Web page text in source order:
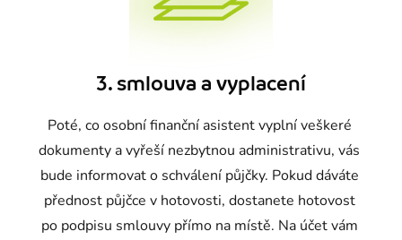
3. smlouva a vyplacení
Poté, co osobní finanční asistent vyplní veškeré
dokumenty a vyřeší nezbytnou administrativu, vás
bude informovat o schválení půjčky. Pokud dáváte
přednost půjčce v hotovosti, dostanete hotovost
po podpisu smlouvy přímo na místě. Na účet vám